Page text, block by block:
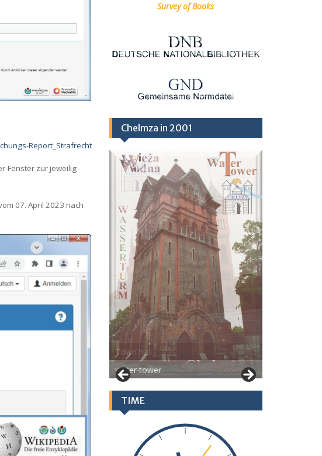
Report_Strafrecht
Fenster zur jeweilig
07. April 2023 nach
Survey of Books
Chelmza in 2001
water tower
TIME